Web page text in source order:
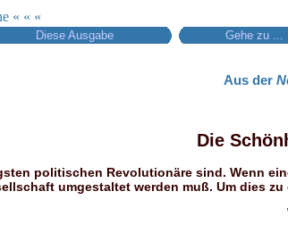
« « «
Diese Ausgabe Gehe zu ...
Aus der
Die
politischen Revolutionäre sind. Wenn
umgestaltet werden muß. Um dies